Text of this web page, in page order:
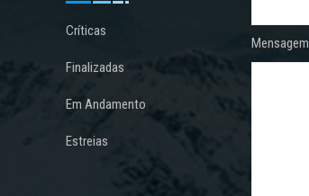
Críticas
Finalizadas
Em Andamento
Estreias
Mensagem